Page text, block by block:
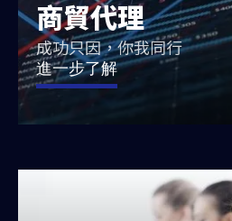
商貿代理
成功只因，你我同行
進一步了解